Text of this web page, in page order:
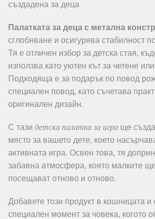
създадена за деца
Палатката за деца с метална
сглобяване и осигурява стабилност
Тя е отличен избор за детска стая,
използва като уютен кът за четене
Подходяща е за подарък по повод
специален повод, като съчетава
оригинален дизайн.
С тази детска палатка за игра ще
място за вашето дете, което
активната игра. Освен това, тя
забавна атмосфера, която малките
посещават отново и отново.
Добавете този продукт в кошницата и
специален момент за човека, когото